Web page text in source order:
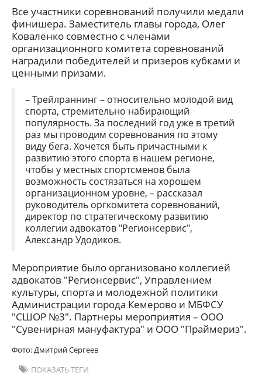
Все участники соревнований получили медали
финишера. Заместитель главы города, Олег
Коваленко совместно с членами
организационного комитета соревнований
наградили победителей и призеров кубками и
ценными призами.
– Трейлраннинг – относительно молодой вид
спорта, стремительно набирающий
популярность. За последний год уже в третий
раз мы проводим соревнования по этому
виду бега. Хочется быть причастными к
развитию этого спорта в нашем регионе,
чтобы у местных спортсменов была
возможность состязаться на хорошем
организационном уровне, – рассказал
руководитель оргкомитета соревнований,
директор по стратегическому развитию
коллегии адвокатов "Регионсервис",
Александр Удодиков.
Мероприятие было организовано коллегией
адвокатов "Регионсервис", Управлением
культуры, спорта и молодежной политики
Администрации города Кемерово и МБФСУ
"СШОР №3". Партнеры мероприятия – ООО
"Сувенирная мануфактура" и ООО "Праймериз".
Фото: Дмитрий Сергеев
ПОКАЗАТЬ ТЕГИ